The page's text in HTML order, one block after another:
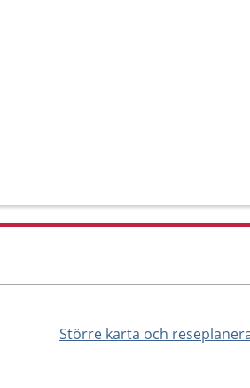
Större karta och